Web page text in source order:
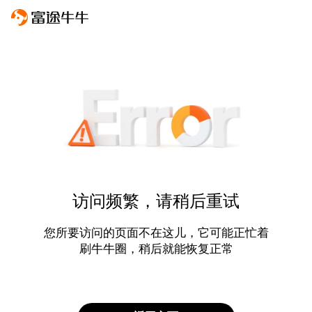
访问频繁，请稍后重试
您所要访问的页面不在这儿，它可能正忙着
刷牛牛圈，稍后就能恢复正常